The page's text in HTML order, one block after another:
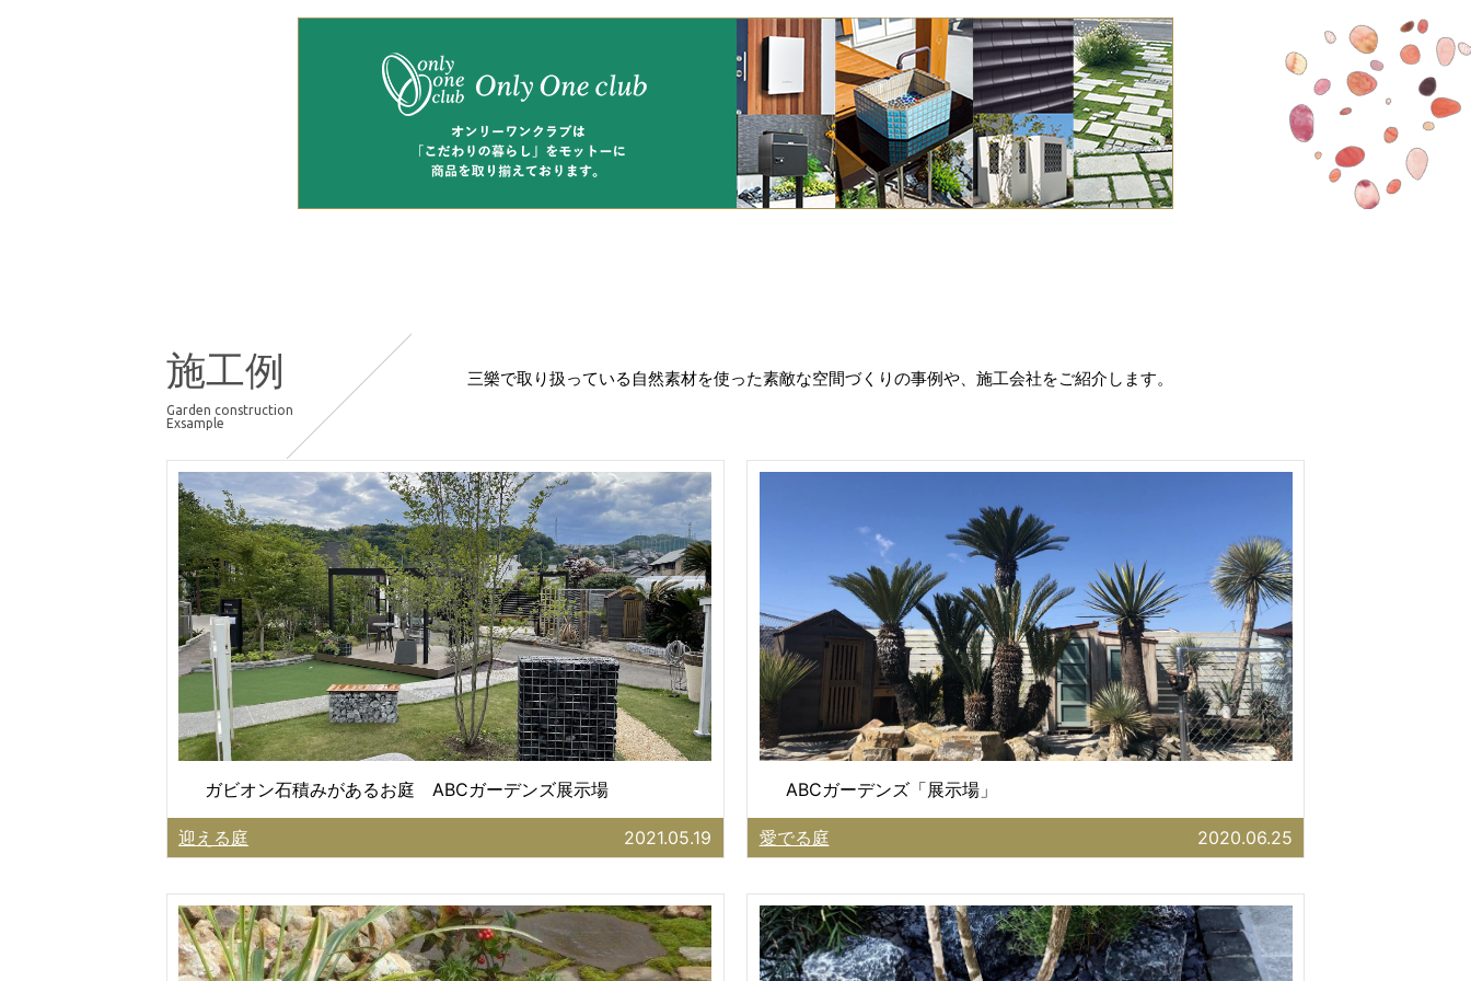
施工例
Garden construction
Exsample
三樂で取り扱っている自然素材を使った素敵な空間づくりの事例や、施工会社をご紹介します。
ガビオン石積みがあるお庭 ABCガーデンズ展示場
迎える庭 2021.05.19
ABCガーデンズ「展示場」
愛でる庭 2020.06.25